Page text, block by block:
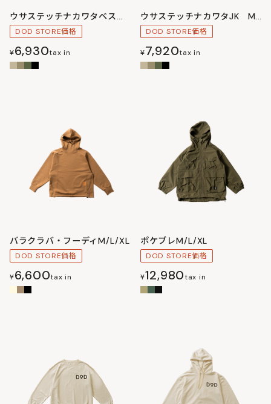
ウサステッチナカワタベストM/L/XL
DOD STORE価格
¥6,930tax in
ウサステッチナカワタJK M/L/XL/XXL
DOD STORE価格
¥7,920tax in
バラクラバ・フーディM/L/XL
DOD STORE価格
¥6,600tax in
ポケブレM/L/XL
DOD STORE価格
¥12,980tax in